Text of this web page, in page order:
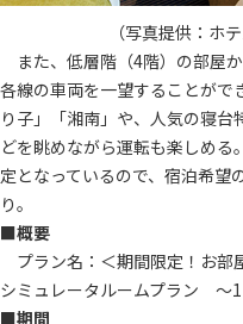
（写真提供：ホ
また、低層階（4階）の部屋
各線の車両を一望することがで
り子」「湘南」や、人気の寝
どを眺めながら運転も楽しめ
定となっているので、宿泊希望
り。
■概要
プラン名：＜期間限定！お部
シミュレータルームプラン ～
■期間